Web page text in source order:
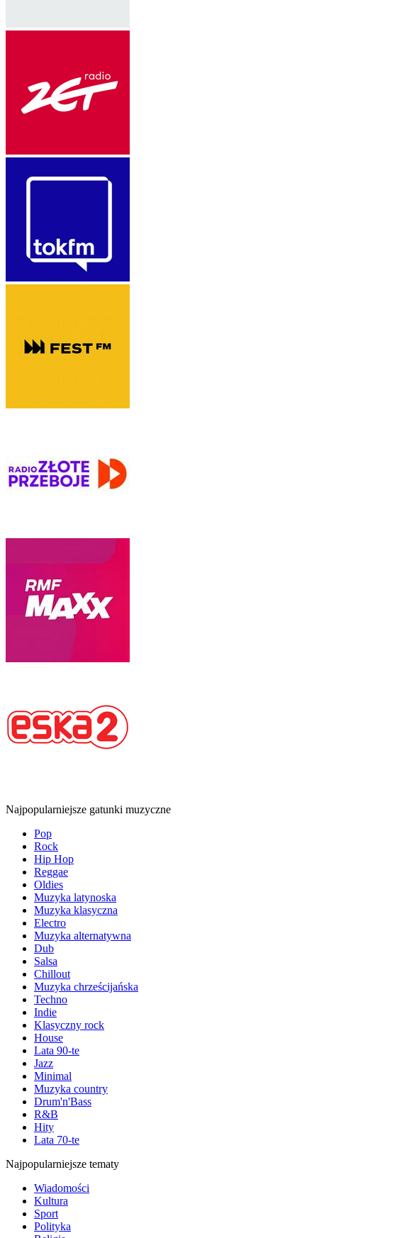
Najpopularniejsze gatunki muzyczne
Pop
Rock
Hip Hop
Reggae
Oldies
Muzyka latynoska
Muzyka klasyczna
Electro
Muzyka alternatywna
Dub
Salsa
Chillout
Muzyka chrześcijańska
Techno
Indie
Klasyczny rock
House
Lata 90-te
Jazz
Minimal
Muzyka country
Drum'n'Bass
R&B
Hity
Lata 70-te
Najpopularniejsze tematy
Wiadomości
Kultura
Sport
Polityka